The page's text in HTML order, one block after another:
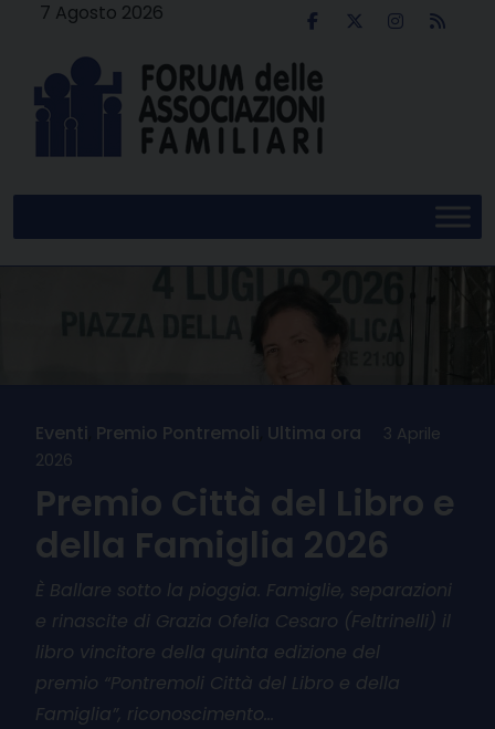
7 Agosto 2026
Eventi Premio Pontremoli Ultima ora
3 Aprile
2026
Premio Città del Libro e
della Famiglia 2026
È Ballare sotto la pioggia. Famiglie, separazioni
e rinascite di Grazia Ofelia Cesaro (Feltrinelli) il
libro vincitore della quinta edizione del
premio “Pontremoli Città del Libro e della
Famiglia”, riconoscimento…